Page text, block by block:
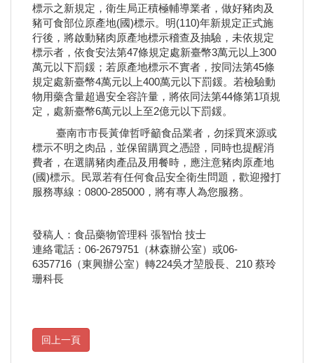
標示之新規定，衛生局正積極輔導業者，做好豬肉及
豬可食部位原產地(國)標示。明(110)年新規定正式施
行後，將啟動豬肉原產地標示稽查及抽驗，未依規定
標示者，依食安法第47條規定處新臺幣3萬元以上300
萬元以下罰鍰；若原產地標示不實者，按同法第45條
規定處新臺幣4萬元以上400萬元以下罰鍰。若檢驗動
物用藥含量超過安全容許量，將依同法第44條第1項規
定，處新臺幣6萬元以上至2億元以下罰鍰。
臺南市市長黃偉哲呼籲食品業者，勿採買來源或
標示不明之肉品，並保留購買之憑證，同時也提醒消
費者，在選購豬肉產品及用餐時，應注意豬肉原產地
(國)標示。民眾若有任何食品安全衛生問題，歡迎撥打
服務專線：0800-285000，將有專人為您服務。
發稿人：食品藥物管理科 張智怡 技士
連絡電話：06-2679751（林森辦公室）或06-
6357716（東興辦公室）轉224吳才堃股長、210 蔡玲
珊科長